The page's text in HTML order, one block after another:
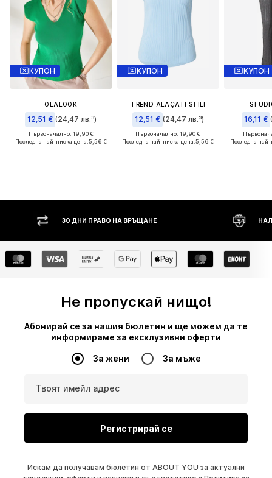
КУПОН
OLALOOK
12,51 € (24,47 лв.³)
Първоначално: 19,90 €
Последна най-ниска цена:5,56 €
КУПОН
TREND ALAÇATI STILI
12,51 € (24,47 лв.³)
Първоначално: 19,90 €
Последна най-ниска цена:5,56 €
КУПОН
16,11 €
Последна
30 ДНИ ПРАВО НА ВРЪЩАНЕ
Не пропускай нищо!
Абонирай се за нашия бюлетин и ще можем да те
информираме за ексклузивни оферти
За жени За мъже
Твоят имейл адрес
Регистрирай се
Искам да получавам бюлетин от ABOUT YOU за актуални